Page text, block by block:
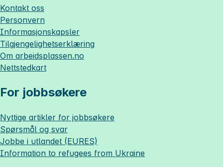
Kontakt oss
Personvern
Informasjonskapsler
Tilgjengelighetserklæring
Om arbeidsplassen.no
Nettstedkart
For jobbsøkere
Nyttige artikler for jobbsøkere
Spørsmål og svar
Jobbe i utlandet (EURES)
Information to refugees from Ukraine